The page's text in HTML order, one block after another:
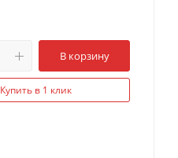
В корзину
Купить в 1 клик